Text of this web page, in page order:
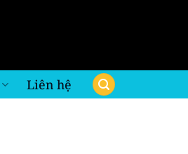
Liên hệ